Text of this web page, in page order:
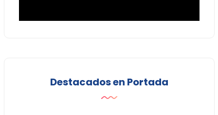
Destacados en Portada